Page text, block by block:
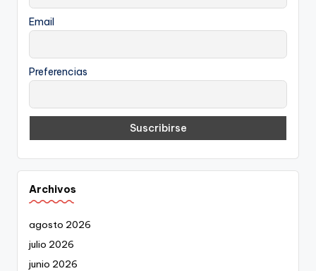
Email
Preferencias
Archivos
agosto 2026
julio 2026
junio 2026